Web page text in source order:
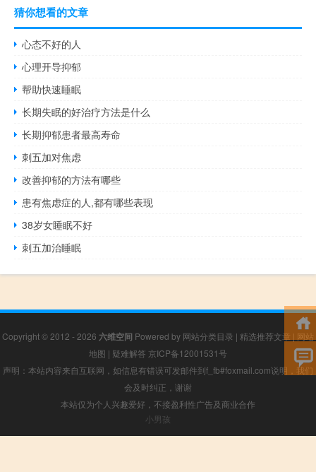
猜你想看的文章
心态不好的人
心理开导抑郁
帮助快速睡眠
长期失眠的好治疗方法是什么
长期抑郁患者最高寿命
刺五加对焦虑
改善抑郁的方法有哪些
患有焦虑症的人,都有哪些表现
38岁女睡眠不好
刺五加治睡眠
Copyright © 2012 - 2026 六维空间 Powered by 网站分类目录 | 精选推荐文章 | 网站
地图 | 疑难解答 京ICP备12001531号
声明：本站内容来自互联网，如信息有错误可发邮件到f_fb#foxmail.com说明，我们
会及时纠正，谢谢
本站仅为个人兴趣爱好，不接盈利性广告及商业合作
小男孩